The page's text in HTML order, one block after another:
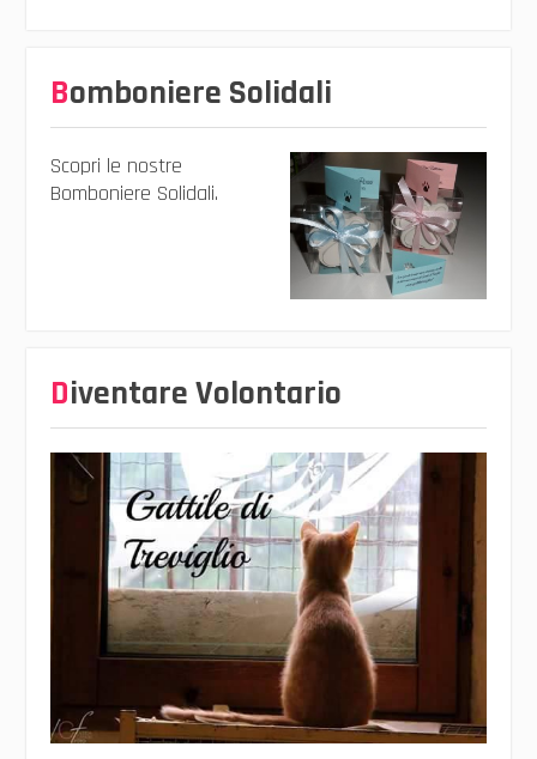
Bomboniere Solidali
Scopri le nostre
Bomboniere Solidali.
Diventare Volontario